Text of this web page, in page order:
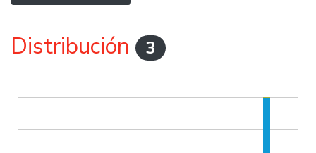
Distribución 3